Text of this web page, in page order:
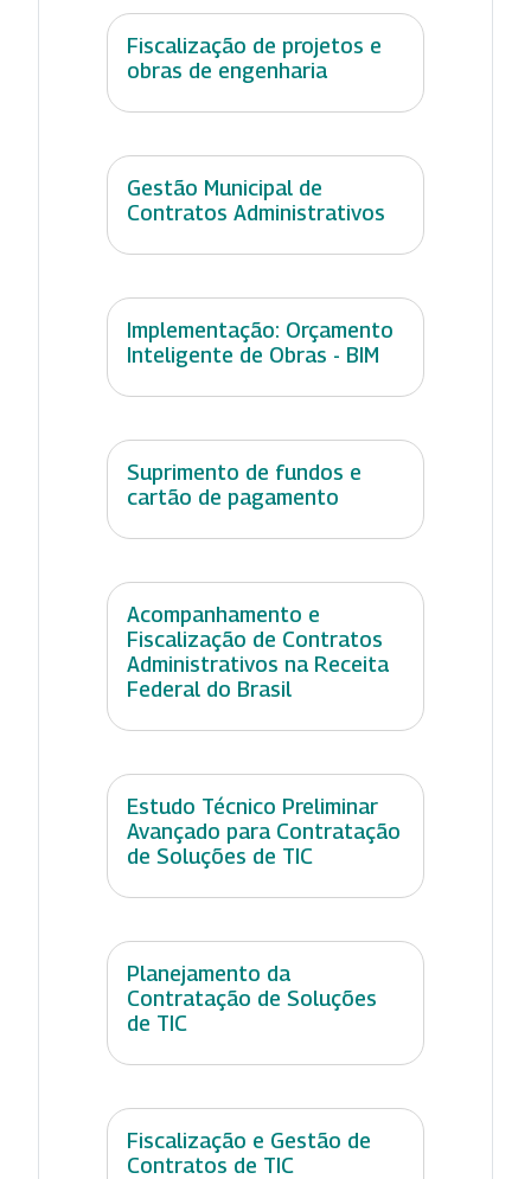
Fiscalização de projetos e
obras de engenharia
Gestão Municipal de
Contratos Administrativos
Implementação: Orçamento
Inteligente de Obras - BIM
Suprimento de fundos e
cartão de pagamento
Acompanhamento e
Fiscalização de Contratos
Administrativos na Receita
Federal do Brasil
Estudo Técnico Preliminar
Avançado para Contratação
de Soluções de TIC
Planejamento da
Contratação de Soluções
de TIC
Fiscalização e Gestão de
Contratos de TIC